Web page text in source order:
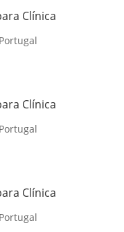
Clínica
Clínica
Clínica